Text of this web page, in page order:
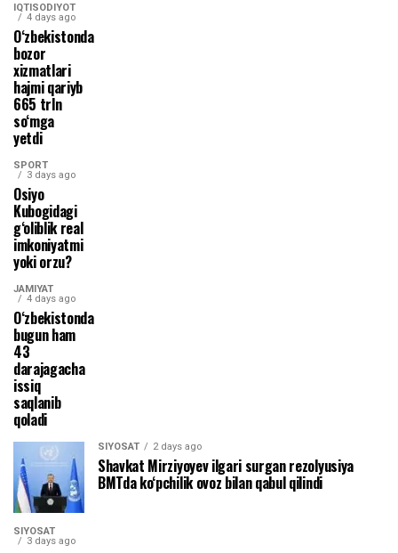
IQTISODIYOT
4 days ago
O‘zbekistonda
bozor
xizmatlari
hajmi qariyb
665 trln
so‘mga
yetdi
SPORT
3 days ago
Osiyo
Kubogidagi
g‘oliblik real
imkoniyatmi
yoki orzu?
JAMIYAT
4 days ago
O‘zbekistonda
bugun ham
43
darajagacha
issiq
saqlanib
qoladi
SIYOSAT 2 days ago
Shavkat Mirziyoyev ilgari surgan rezolyusiya
BMTda ko‘pchilik ovoz bilan qabul qilindi
SIYOSAT
3 days ago